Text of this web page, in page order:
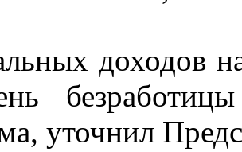
доходов
уточнил